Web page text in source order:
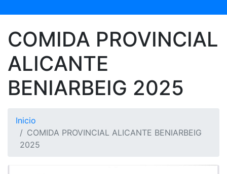
COMIDA PROVINCIAL
ALICANTE
BENIARBEIG 2025
Inicio
COMIDA PROVINCIAL ALICANTE BENIARBEIG
2025